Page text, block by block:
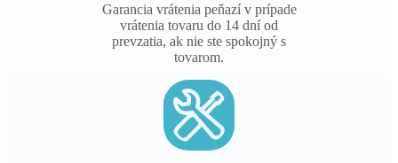
Garancia vrátenia peňazí v prípade
vrátenia tovaru do 14 dní od
prevzatia, ak nie ste spokojný s
tovarom.